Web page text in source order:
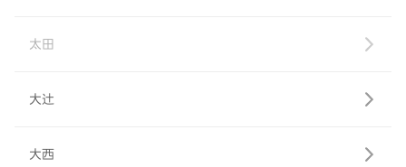
太田
大辻
大西